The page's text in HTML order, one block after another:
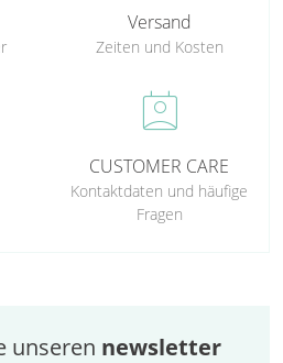
Versand
Zeiten und Kosten
perm_contact_calendar
CUSTOMER CARE
Kontaktdaten und häufige
Fragen
unseren newsletter